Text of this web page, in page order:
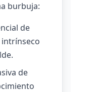
burbuja:
de
de